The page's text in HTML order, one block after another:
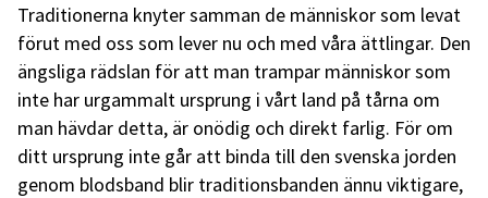
Traditionerna knyter samman de människor som levat
förut med oss som lever nu och med våra ättlingar. Den
ängsliga rädslan för att man trampar människor som
inte har urgammalt ursprung i vårt land på tårna om
man hävdar detta, är onödig och direkt farlig. För om
ditt ursprung inte går att binda till den svenska jorden
genom blodsband blir traditionsbanden ännu viktigare,